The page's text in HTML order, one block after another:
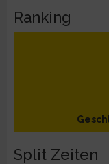
Ranking
Split Zeiten